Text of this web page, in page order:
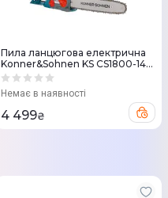
Пила ланцюгова електрична
Konner&Sohnen KS CS1800-14
35см 1800Вт
Немає в наявності
4 499₴